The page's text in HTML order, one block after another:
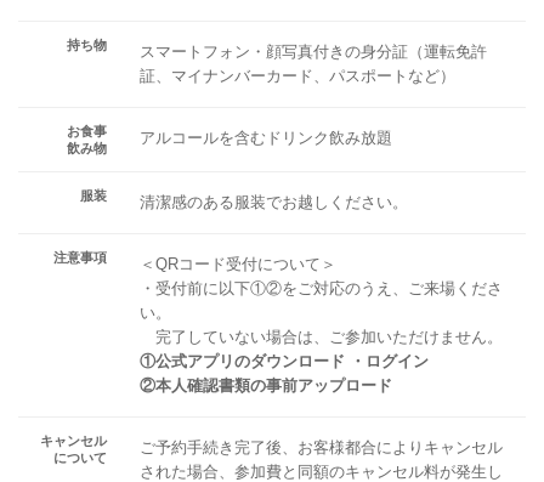
持ち物
スマートフォン・顔写真付きの身分証（運転免許
証、マイナンバーカード、パスポートなど）
お食事
飲み物
アルコールを含むドリンク飲み放題
服装 清潔感のある服装でお越しください。
注意事項
＜QRコード受付について＞
・受付前に以下①②をご対応のうえ、ご来場くださ
い。
完了していない場合は、ご参加いただけません。
①公式アプリのダウンロード ・ログイン
②本人確認書類の事前アップロード
キャンセル
について
ご予約手続き完了後、お客様都合によりキャンセル
された場合、参加費と同額のキャンセル料が発生し